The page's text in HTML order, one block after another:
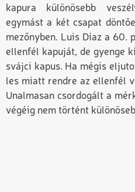
kapura különösebb
egymást a két csapat
mezőnyben. Luis Díaz a 60.
ellenfél kapuját, de gyenge
svájci kapus. Ha mégis
les miatt rendre az ellenfél
Unalmasan csordogált a
végéig nem történt